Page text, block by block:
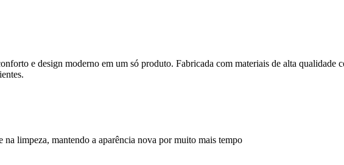
e design moderno em um só produto. Fabricada com materiais de alta qualidade
limpeza, mantendo a aparência nova por muito mais tempo